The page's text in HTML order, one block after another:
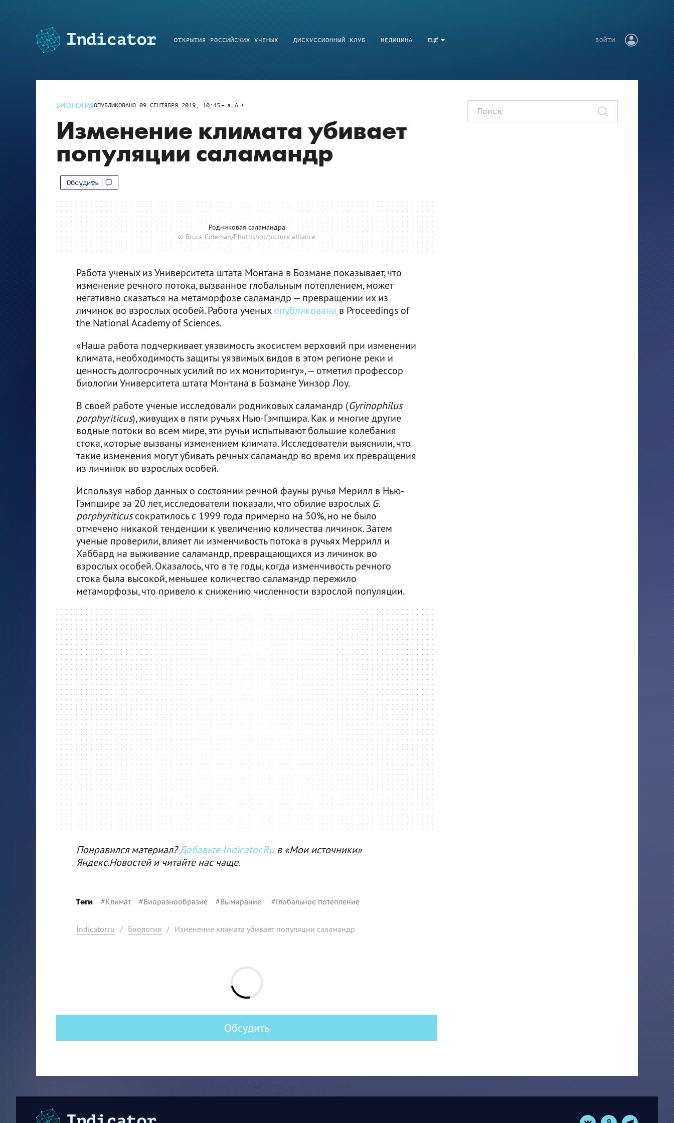
ЕЩЁ
ОТКРЫТИЯ РОССИЙСКИХ УЧЕНЫХ ДИСКУССИОННЫЙ КЛУБ МЕДИЦИНА ВОЙТИ
БИОЛОГИЯОПУБЛИКОВАНО 09 СЕНТЯБРЯ 2019, 10:45 a A
Изменение климата убивает
популяции саламандр
Обсудить
Родниковая саламандра
© Bruce Coleman/Photoshot/picture alliance
Работа ученых из Университета штата Монтана в Бозмане показывает, что
изменение речного потока, вызванное глобальным потеплением, может
негативно сказаться на метаморфозе саламандр — превращении их из
личинок во взрослых особей. Работа ученых опубликована в Proceedings of
the National Academy of Sciences.
«Наша работа подчеркивает уязвимость экосистем верховий при изменении
климата, необходимость защиты уязвимых видов в этом регионе реки и
ценность долгосрочных усилий по их мониторингу», — отметил профессор
биологии Университета штата Монтана в Бозмане Уинзор Лоу.
В своей работе ученые исследовали родниковых саламандр (Gyrinophilus
porphyriticus), живущих в пяти ручьях Нью-Гэмпшира. Как и многие другие
водные потоки во всем мире, эти ручьи испытывают большие колебания
стока, которые вызваны изменением климата. Исследователи выяснили, что
такие изменения могут убивать речных саламандр во время их превращения
из личинок во взрослых особей.
Используя набор данных о состоянии речной фауны ручья Мерилл в Нью-
Гэмпшире за 20 лет, исследователи показали, что обилие взрослых G.
porphyriticusсократилось с 1999 года примерно на 50%, но не было
отмечено никакой тенденции к увеличению количества личинок. Затем
ученые проверили, влияет ли изменчивость потока в ручьях Меррилл и
Хаббард на выживание саламандр, превращающихся из личинок во
взрослых особей. Оказалось, что в те годы, когда изменчивость речного
стока была высокой, меньшее количество саламандр пережило
метаморфозы, что привело к снижению численности взрослой популяции.
Понравился материал?Добавьте Indicator.Ruв «Мои источники»
Яндекс.Новостей и читайте нас чаще.
Теги #Климат#Биоразнообразие #Вымирание #Глобальное потепление
Indicator.ru / Биология / Изменение климата убивает популяции саламандр
Обсудить